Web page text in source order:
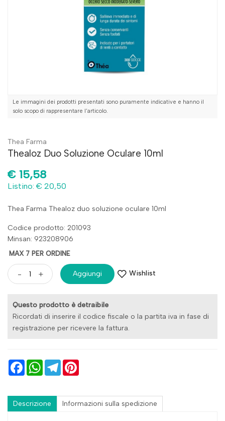
Le immagini dei prodotti presentati sono puramente indicative e hanno il
solo scopo di rappresentare l'articolo.
Thea Farma
Thealoz Duo Soluzione Oculare 10ml
€ 15,58
Listino: € 20,50
Thea Farma Thealoz duo soluzione oculare 10ml
Codice prodotto: 201093
Minsan: 923208906
MAX 7 PER ORDINE
- + Aggiungi Wishlist
Questo prodotto è detraibile
Ricordati di inserire il codice fiscale o la partita iva in fase di
registrazione per ricevere la fattura.
FacebookWhatsAppTelegram
Descrizione Informazioni sulla spedizione